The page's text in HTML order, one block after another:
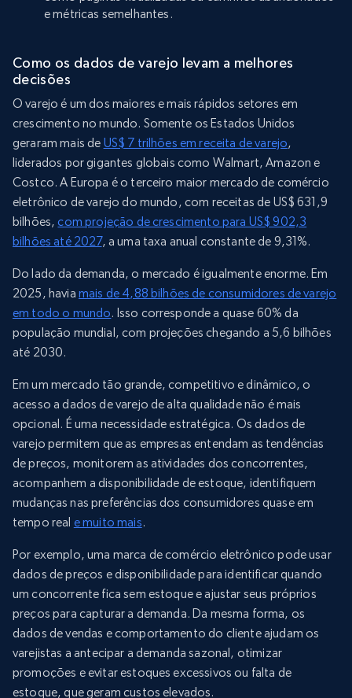
e métricas semelhantes.
Como os dados de varejo levam a melhores
decisões
O varejo é um dos maiores e mais rápidos setores em
crescimento no mundo. Somente os Estados Unidos
geraram mais de US$ 7 trilhões em receita de varejo,
liderados por gigantes globais como Walmart, Amazon e
Costco. A Europa é o terceiro maior mercado de comércio
eletrônico de varejo do mundo, com receitas de US$ 631,9
bilhões,com projeção de crescimento para US$ 902,3
bilhões até 2027, a uma taxa anual constante de 9,31%.
Do lado da demanda, o mercado é igualmente enorme. Em
2025, havia mais de 4,88 bilhões de consumidores de varejo
em todo o mundo. Isso corresponde a quase 60% da
população mundial, com projeções chegando a 5,6 bilhões
até 2030.
Em um mercado tão grande, competitivo e dinâmico, o
acesso a dados de varejo de alta qualidade não é mais
opcional. É uma necessidade estratégica. Os dados de
varejo permitem que as empresas entendam as tendências
de preços, monitorem as atividades dos concorrentes,
acompanhem a disponibilidade de estoque, identifiquem
mudanças nas preferências dos consumidores quase em
tempo real e muito mais.
Por exemplo, uma marca de comércio eletrônico pode usar
dados de preços e disponibilidade para identificar quando
um concorrente fica sem estoque e ajustar seus próprios
preços para capturar a demanda. Da mesma forma, os
dados de vendas e comportamento do cliente ajudam os
varejistas a antecipar a demanda sazonal, otimizar
promoções e evitar estoques excessivos ou falta de
estoque, que geram custos elevados.